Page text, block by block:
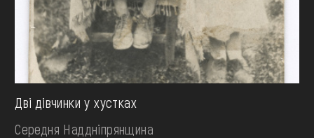
Дві дівчинки у хустках
Середня Наддніпрянщина